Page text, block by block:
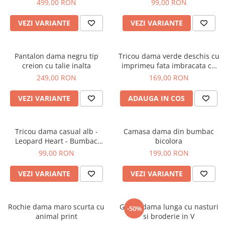
499,00 RON
VEZI VARIANTE
99,00 RON
VEZI VARIANTE
Pantalon dama negru tip
creion cu talie inalta
249,00 RON
VEZI VARIANTE
Tricou dama verde deschis cu
imprimeu fata imbracata cu
alb si inghetata in mana
169,00 RON
ADAUGA IN COS
Tricou dama casual alb -
Leopard Heart - Bumbac
Organic
99,00 RON
VEZI VARIANTE
Camasa dama din bumbac
bicolora
199,00 RON
VEZI VARIANTE
Rochie dama maro scurta cu
animal print
-50%
Geaca dama lunga cu nasturi
si broderie in V